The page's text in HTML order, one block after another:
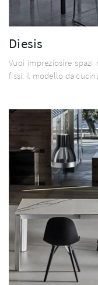
Diesis
Vuoi impreziosire
fissi: il modello da